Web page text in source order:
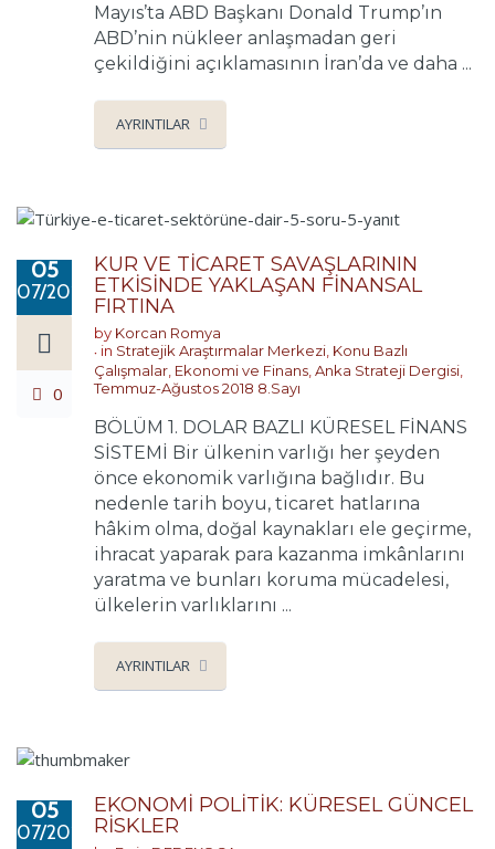
Mayıs’ta ABD Başkanı Donald Trump’ın
ABD’nin nükleer anlaşmadan geri
çekildiğini açıklamasının İran’da ve daha ...
AYRINTILAR
05
07/2018
0
KUR VE TİCARET SAVAŞLARININ
ETKİSİNDE YAKLAŞAN FİNANSAL
FIRTINA
by Korcan Romya
in Stratejik Araştırmalar Merkezi Konu Bazlı
Çalışmalar Ekonomi ve Finans Anka Strateji Dergisi
Temmuz-Ağustos 2018 8.Sayı
BÖLÜM 1. DOLAR BAZLI KÜRESEL FİNANS
SİSTEMİ Bir ülkenin varlığı her şeyden
önce ekonomik varlığına bağlıdır. Bu
nedenle tarih boyu, ticaret hatlarına
hâkim olma, doğal kaynakları ele geçirme,
ihracat yaparak para kazanma imkânlarını
yaratma ve bunları koruma mücadelesi,
ülkelerin varlıklarını ...
AYRINTILAR
05
07/2018
EKONOMİ POLİTİK: KÜRESEL GÜNCEL
RİSKLER